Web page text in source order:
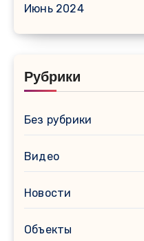
Июнь 2024
Рубрики
Без рубрики
Видео
Новости
Объекты